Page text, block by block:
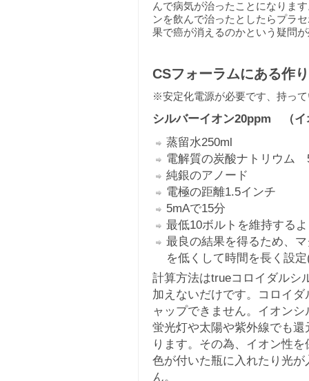
んで病気が治ったことになりま
ンを飲んで治ったとしたらプラ
果で癌が消えるのかという疑問
CSフォーラムにある作
※安定化電源が必要です、持っ
シルバーイオン20ppm （イ
蒸留水250ml
電解質の炭酸ナトリウム
純銀のアノード
電極の距離1.5インチ
5mAで15分
最低10ボルトを維持する
最良の結果を得るため、
を低くして時間を長く設
計算方法はtrueコロイダルシ
加えないだけです。コロイ
ャップできません。イオン
蛍光灯や太陽や紫外線でも
ります。その為、イオン性
色が付いた瓶に入れたり光
ん。